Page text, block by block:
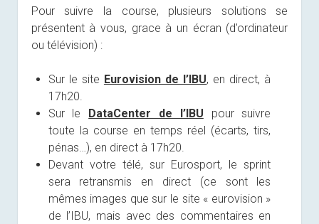
Pour suivre la course, plusieurs solutions se
présentent à vous, grace à un écran (d’ordinateur
ou télévision) :
Sur le site Eurovision de l’IBU, en direct, à
17h20.
Sur le
DataCenter de l’IBU pour suivre
toute la course en temps réel (écarts, tirs,
pénas…), en direct à 17h20.
Devant votre télé, sur Eurosport, le sprint
sera retransmis en direct (ce sont les
mêmes images que sur le site « eurovision »
de l’IBU, mais avec des commentaires en